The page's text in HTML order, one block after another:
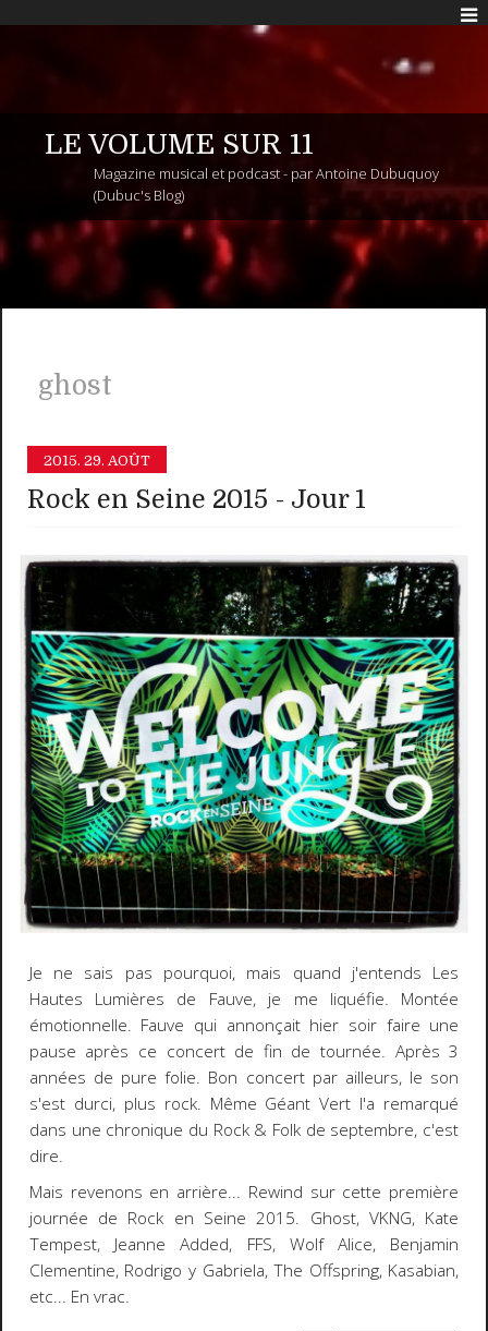
LE VOLUME SUR 11
Magazine musical et podcast - par Antoine Dubuquoy
(Dubuc's Blog)
ghost
2015. 29. AOÛT
Rock en Seine 2015 - Jour 1
Je ne sais pas pourquoi, mais quand j'entends Les
Hautes Lumières de Fauve, je me liquéfie. Montée
émotionnelle. Fauve qui annonçait hier soir faire une
pause après ce concert de fin de tournée. Après 3
années de pure folie. Bon concert par ailleurs, le son
s'est durci, plus rock. Même Géant Vert l'a remarqué
dans une chronique du Rock & Folk de septembre, c'est
dire.
Mais revenons en arrière... Rewind sur cette première
journée de Rock en Seine 2015. Ghost, VKNG, Kate
Tempest, Jeanne Added, FFS, Wolf Alice, Benjamin
Clementine, Rodrigo y Gabriela, The Offspring, Kasabian,
etc... En vrac.